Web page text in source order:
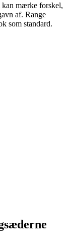
kan mærke forskel,
af. Range
som standard.